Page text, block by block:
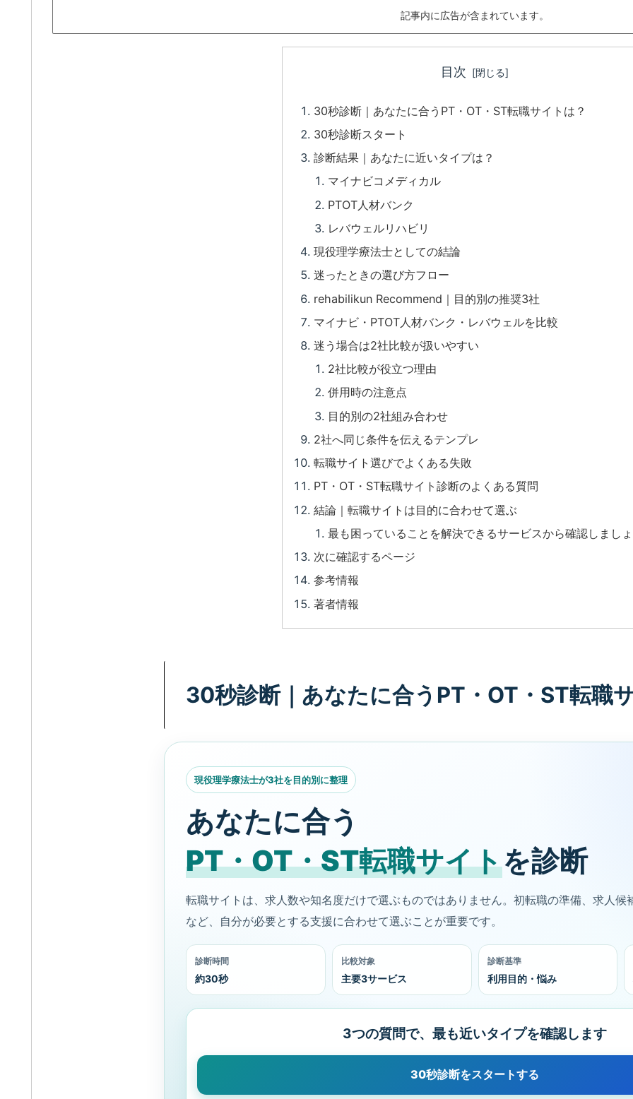
記事内に広告が含まれています。
目次
30秒診断｜あなたに合うPT・OT・ST転職サイトは？
30秒診断スタート
診断結果｜あなたに近いタイプは？
マイナビコメディカル
PTOT人材バンク
レバウェルリハビリ
現役理学療法士としての結論
迷ったときの選び方フロー
rehabilikun Recommend｜目的別の推奨3社
マイナビ・PTOT人材バンク・レバウェルを比較
迷う場合は2社比較が扱いやすい
2社比較が役立つ理由
併用時の注意点
目的別の2社組み合わせ
2社へ同じ条件を伝えるテンプレ
転職サイト選びでよくある失敗
PT・OT・ST転職サイト診断のよくある質問
結論｜転職サイトは目的に合わせて選ぶ
最も困っていることを解決できるサービスから確認しまし
次に確認するページ
参考情報
著者情報
30秒診断｜あなたに合うPT・OT・ST転職
現役理学療法士が3社を目的別に整理
あなたに合う
PT・OT・ST転職サイトを診断
転職サイトは、求人数や知名度だけで選ぶものではありません。初転職の準備、求人候
など、自分が必要とする支援に合わせて選ぶことが重要です。
診断時間
約30秒
比較対象
主要3サービス
診断基準
利用目的・悩み
3つの質問で、最も近いタイプを確認します
30秒診断をスタートする